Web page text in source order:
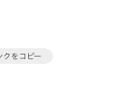
、グリチルリチン